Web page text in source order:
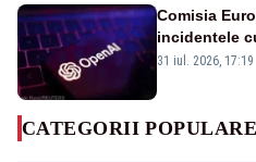
Comisia
incidentele
OpenAI și
31 iul. 2026, 17:19
CATEGORII